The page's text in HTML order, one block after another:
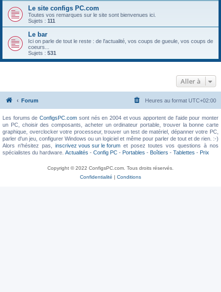
Le site configs PC.com
Toutes vos remarques sur le site sont bienvenues ici.
Sujets : 111
Le bar
Ici on parle de tout le reste : de l'actualité, vos coups de gueule, vos coups de
coeurs...
Sujets : 531
Aller à
Forum Heures au format UTC+02:00
Les forums deConfigsPC.com sont nés en 2004 et vous apportent de l'aide pour monter
un PC, choisir des composants, acheter un ordinateur portable, trouver la bonne carte
graphique, overclocker votre processeur, trouver un test de matériel, dépanner votre PC,
parler d'un jeu, configurer Windows ou un logiciel et même pour parler de tout et de rien. :-)
Alors n'hésitez pas, inscrivez vous sur le forumet posez toutes vos questions à nos
spécialistes du hardware. Actualités - Config PC - Portables - Boîtiers - Tablettes - Prix
Copyright © 2022 ConfigsPC.com. Tous droits réservés.
Confidentialité | Conditions